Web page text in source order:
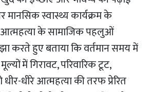
स्वास्थ्य कार्यक्रम के
आत्महत्या के सामाजिक पहलुओं
करते हुए बताया कि वर्तमान समय में
में गिरावट, परिवारिक टूट,
धीरे आत्महत्या की तरफ प्रेरित